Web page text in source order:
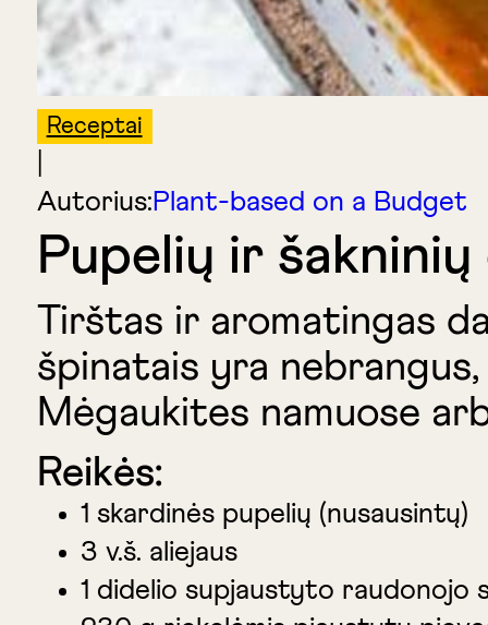
Receptai
Autorius:Plant-based on a Budget
Pupelių ir
Tirštas ir aromatingas
špinatais yra
Mėgaukites namuose
Reikės:
1 skardinės pupelių (nusausintų)
3 v.š. aliejaus
1 didelio supjaustyto raudonojo